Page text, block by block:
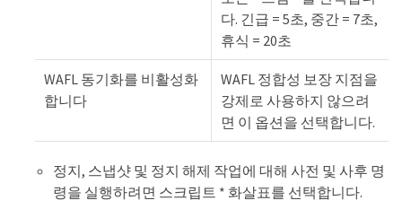
다. 긴급 = 5초, 중간 = 7초,
휴식 = 20초
WAFL 동기화를 비활성화
합니다
WAFL 정합성 보장 지점을
강제로 사용하지 않으려
면 이 옵션을 선택합니다.
정지, 스냅샷 및 정지 해제 작업에 대해 사전 및 사후 명
령을 실행하려면 스크립트 * 화살표를 선택합니다.